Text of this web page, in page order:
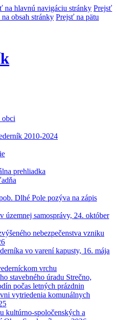
na hlavnú navigáciu stránky Prejsť
obsah stránky Prejsť na pätu
obci
2010-2024
prehliadka
Dlhé Pole pozýva na zápis
územnej samosprávy, 24. október
nebezpečenstva vzniku
vo varení kapusty, 16. mája
vrchu
stavebného úradu Strečno,
počas letných prázdnin
vytriedenia komunálnych
kultúrno-spoločenských a